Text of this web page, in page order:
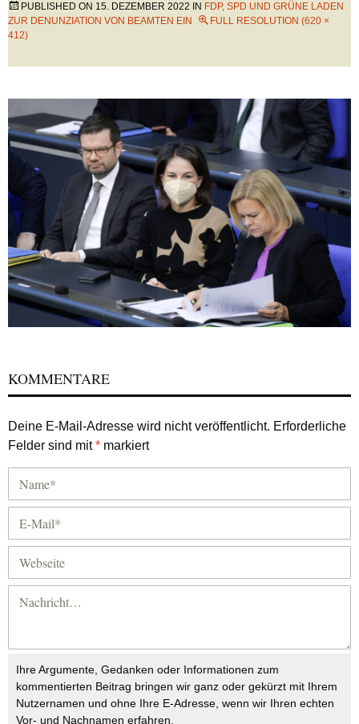
PUBLISHED ON 15. DEZEMBER 2022 IN FDP, SPD UND GRÜNE LADEN
ZUR DENUNZIATION VON BEAMTEN EIN
FULL RESOLUTION (620 ×
412)
KOMMENTARE
Deine E-Mail-Adresse wird nicht veröffentlicht. Erforderliche
Felder sind mit* markiert
Ihre Argumente, Gedanken oder Informationen zum
kommentierten Beitrag bringen wir ganz oder gekürzt mit Ihrem
Nutzernamen und ohne Ihre E-Adresse, wenn wir Ihren echten
Vor- und Nachnamen erfahren.